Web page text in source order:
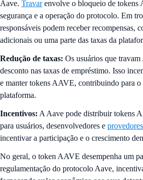
Aave. Travarenvolve o bloqueio de tokens
segurança e a operação do protocolo. Em
responsáveis podem receber recompensas,
adicionais ou uma parte das taxas da
Redução de taxas: Os usuários que
desconto nas taxas de empréstimo. Isso
e manter tokens AAVE, contribuindo para o
plataforma.
Incentivos: A Aave pode distribuir tokens
para usuários, desenvolvedores e
incentivar a participação e o crescimento
No geral, o token AAVE desempenha um
regulamentação do protocolo Aave,